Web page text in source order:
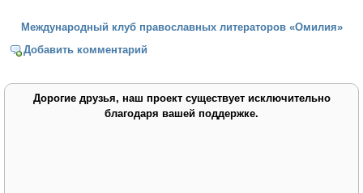
Международный клуб православных литераторов «Омилия»
Добавить комментарий
Дорогие друзья, наш проект существует исключительно
благодаря вашей поддержке.